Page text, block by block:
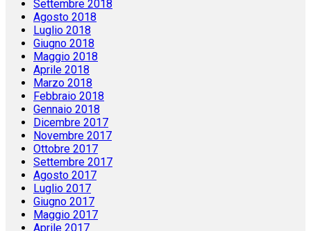
Settembre 2018
Agosto 2018
Luglio 2018
Giugno 2018
Maggio 2018
Aprile 2018
Marzo 2018
Febbraio 2018
Gennaio 2018
Dicembre 2017
Novembre 2017
Ottobre 2017
Settembre 2017
Agosto 2017
Luglio 2017
Giugno 2017
Maggio 2017
Aprile 2017